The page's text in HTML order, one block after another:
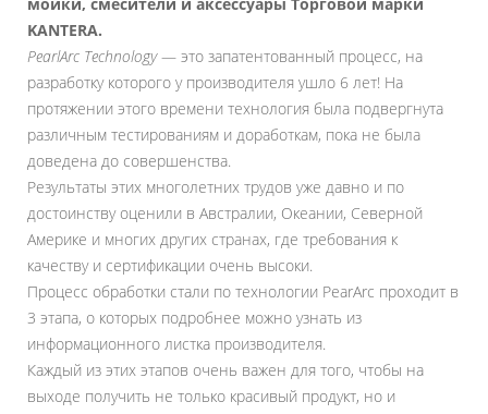
KANTERA.
PearlArc Technology— это запатентованный процесс, на
разработку которого у производителя ушло 6 лет! На
протяжении этого времени технология была подвергнута
различным тестированиям и доработкам, пока не была
доведена до совершенства.
Результаты этих многолетних трудов уже давно и по
достоинству оценили в Австралии, Океании, Северной
Америке и многих других странах, где требования к
качеству и сертификации очень высоки.
Процесс обработки стали по технологии PearArc проходит в
3 этапа, о которых подробнее можно узнать из
информационного листка производителя.
Каждый из этих этапов очень важен для того, чтобы на
выходе получить не только красивый продукт, но и